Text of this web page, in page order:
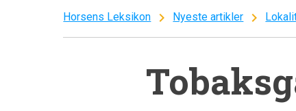
Horsens Leksikon chevron_right Nyeste artikler chevron_right